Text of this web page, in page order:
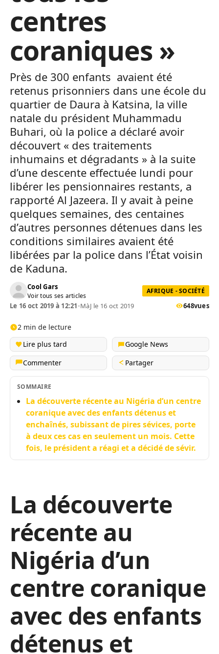
centres
coraniques »
Près de 300 enfants avaient été
retenus prisonniers dans une école du
quartier de Daura à Katsina, la ville
natale du président Muhammadu
Buhari, où la police a déclaré avoir
découvert « des traitements
inhumains et dégradants » à la suite
d’une descente effectuée lundi pour
libérer les pensionnaires restants, a
rapporté Al Jazeera. Il y avait à peine
quelques semaines, des centaines
d’autres personnes détenues dans les
conditions similaires avaient été
libérées par la police dans l’État voisin
de Kaduna.
Cool Gars
Voir tous ses articles
AFRIQUE - SOCIÉTÉ
Le 16 oct 2019 à 12:21•MàJ le 16 oct 2019 648vues
2 min de lecture
Lire plus tard
Google News
Commenter
Partager
SOMMAIRE
La découverte récente au Nigéria d’un centre
coranique avec des enfants détenus et
enchaînés, subissant de pires sévices, porte
à deux ces cas en seulement un mois. Cette
fois, le président a réagi et a décidé de sévir.
La découverte
récente au
Nigéria d’un
centre coranique
avec des enfants
détenus et